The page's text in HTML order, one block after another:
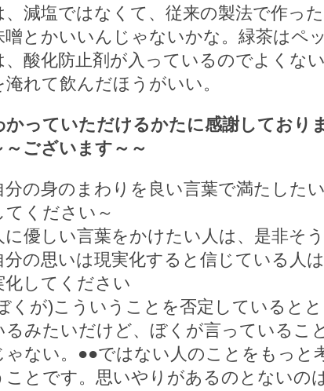
、減塩ではなくて、従来の製法で作っ
噌とかいいんじゃないかな。緑茶はペ
、酸化防止剤が入っているのでよくな
淹れて飲んだほうがいい。
かっていただけるかたに感謝しており
～ございます～～
分の身のまわりを良い言葉で満たした
てください～
に優しい言葉をかけたい人は、是非そ
分の思いは現実化すると信じている人
化してください
くが)こういうことを否定していると
るみたいだけど、ぼくが言っているこ
ゃない。●●ではない人のことをもっと
ことです。思いやりがあるのとないの